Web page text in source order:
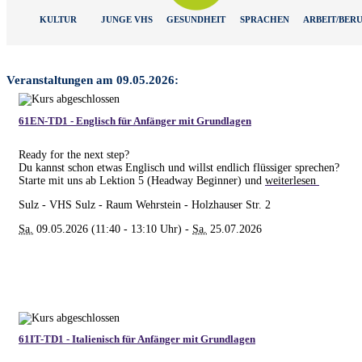
KULTUR JUNGE VHS GESUNDHEIT SPRACHEN ARBEIT/
Veranstaltungen am 09.05.2026:
61EN-TD1 - Englisch für Anfänger mit Grundlagen
Ready for the next step?
Du kannst schon etwas Englisch und willst endlich flüssiger sprechen?
Starte mit uns ab Lektion 5 (Headway Beginner) und weiterlesen
Sulz - VHS Sulz - Raum Wehrstein - Holzhauser Str. 2
Sa. 09.05.2026 (11:40 - 13:10 Uhr) - Sa. 25.07.2026
61IT-TD1 - Italienisch für Anfänger mit Grundlagen